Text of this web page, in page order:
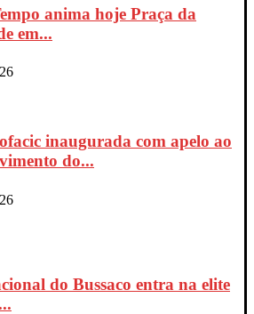
anima hoje Praça da
em...
inaugurada com apelo ao
do...
do Bussaco entra na elite